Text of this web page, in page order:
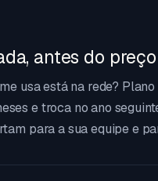
antes do preço
usa está na rede?
e troca no ano
para a sua equipe e